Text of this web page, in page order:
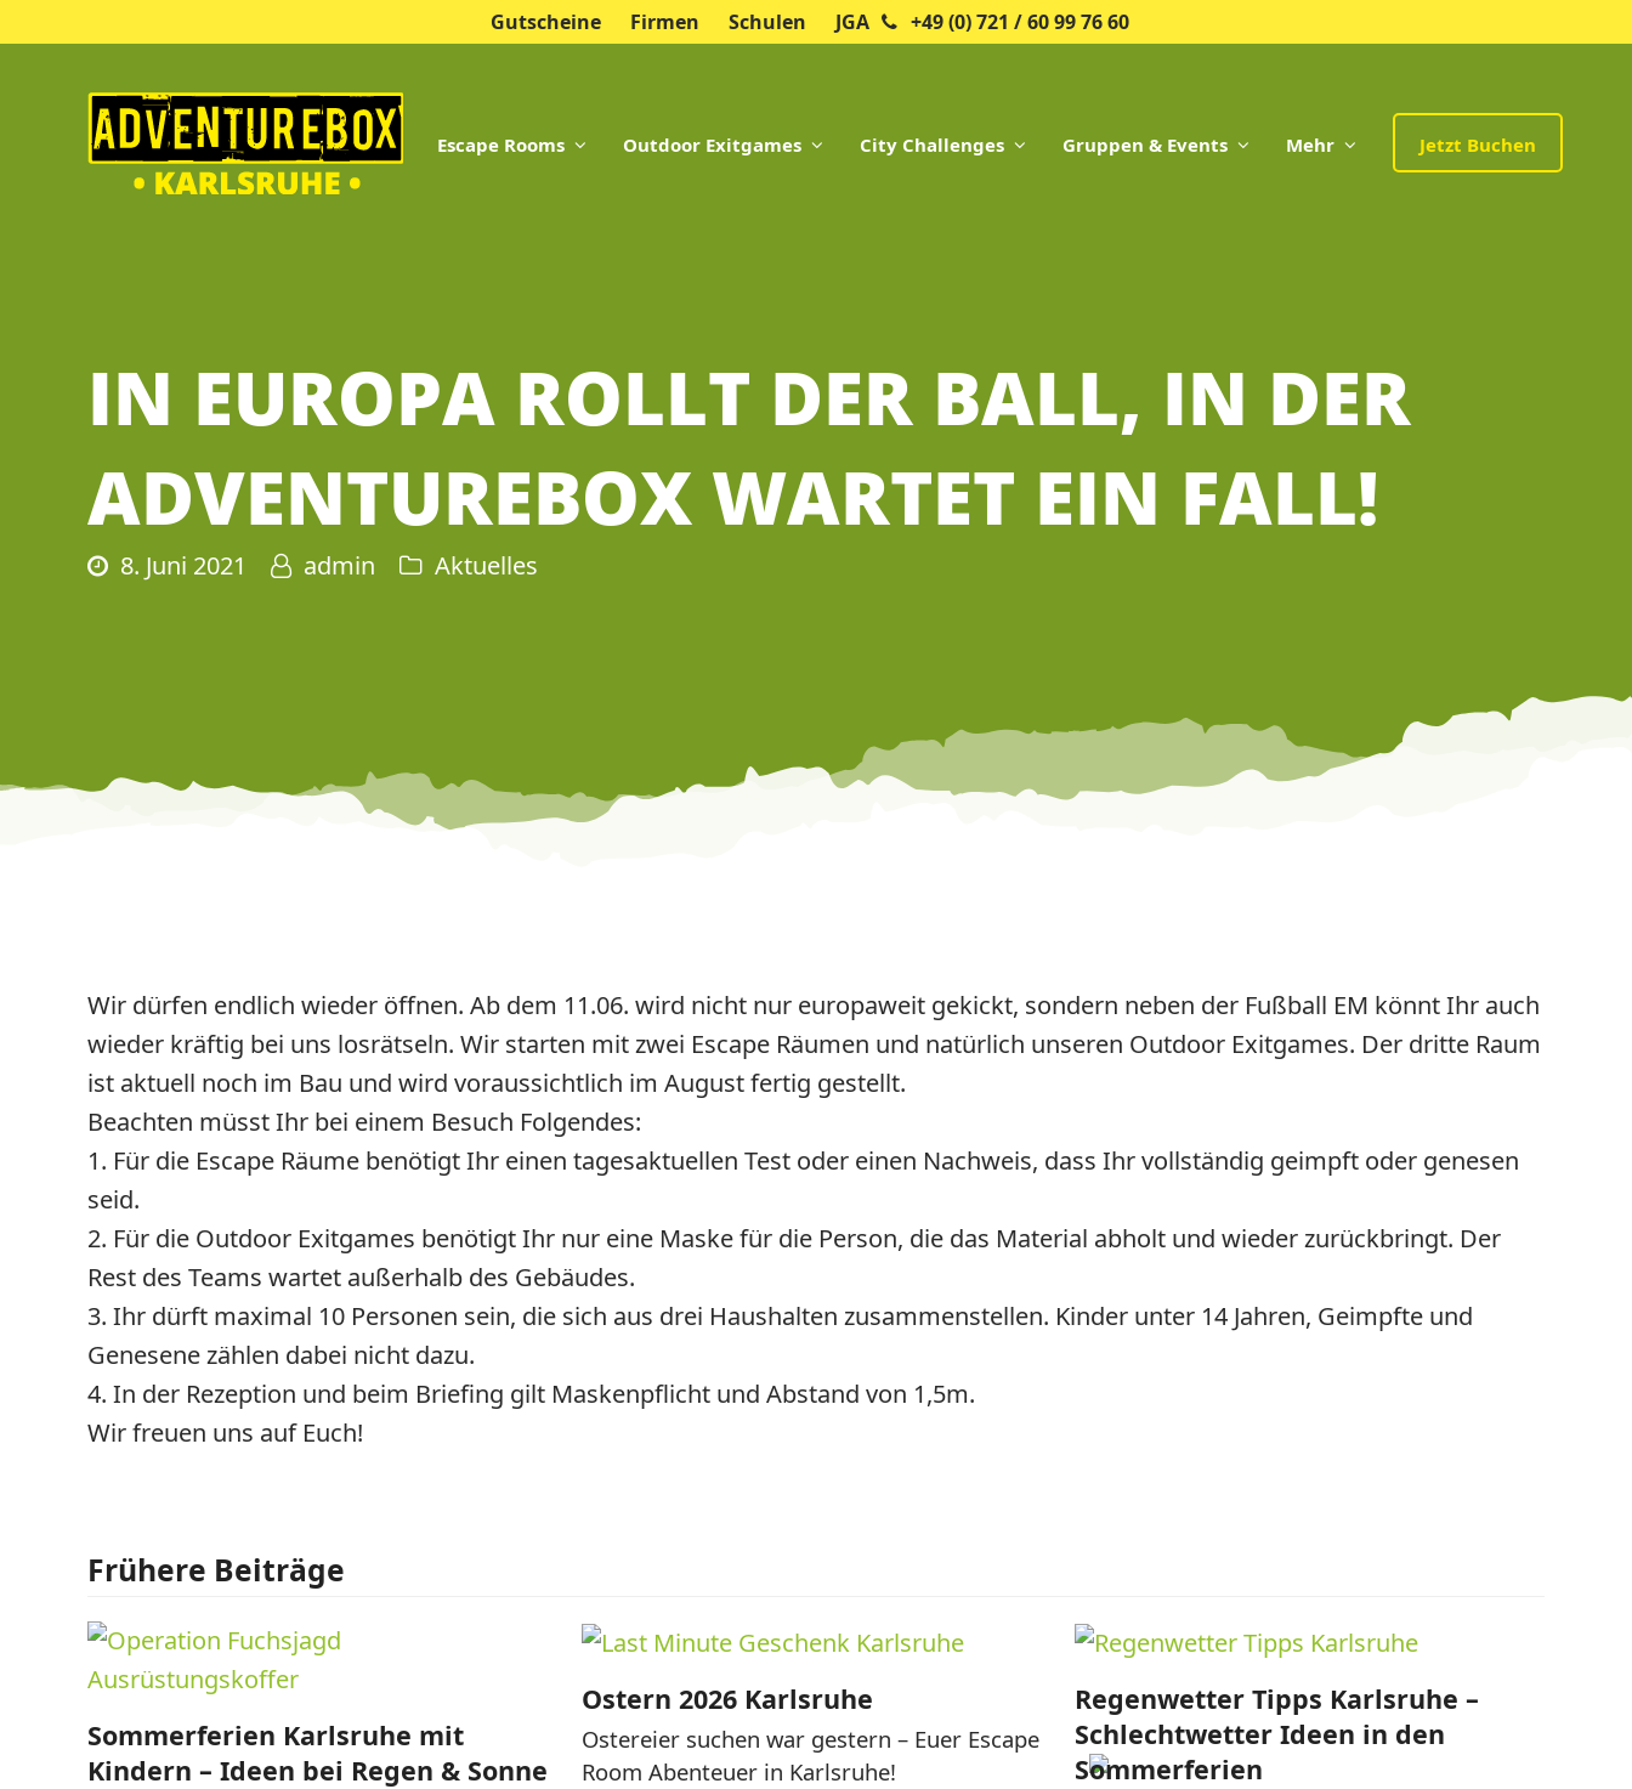
Gutscheine Firmen Schulen JGA +49 (0) 721 / 60 99 76 60
Escape Rooms Outdoor Exitgames City Challenges Gruppen & Events Mehr Jetzt Buchen
IN EUROPA ROLLT DER BALL, IN DER
ADVENTUREBOX WARTET EIN FALL!
8. Juni 2021 admin Aktuelles
Wir dürfen endlich wieder öffnen. Ab dem 11.06. wird nicht nur europaweit gekickt, sondern neben der Fußball EM könnt Ihr auch
wieder kräftig bei uns losrätseln. Wir starten mit zwei Escape Räumen und natürlich unseren Outdoor Exitgames. Der dritte Raum
ist aktuell noch im Bau und wird voraussichtlich im August fertig gestellt.
Beachten müsst Ihr bei einem Besuch Folgendes:
1. Für die Escape Räume benötigt Ihr einen tagesaktuellen Test oder einen Nachweis, dass Ihr vollständig geimpft oder genesen
seid.
2. Für die Outdoor Exitgames benötigt Ihr nur eine Maske für die Person, die das Material abholt und wieder zurückbringt. Der
Rest des Teams wartet außerhalb des Gebäudes.
3. Ihr dürft maximal 10 Personen sein, die sich aus drei Haushalten zusammenstellen. Kinder unter 14 Jahren, Geimpfte und
Genesene zählen dabei nicht dazu.
4. In der Rezeption und beim Briefing gilt Maskenpflicht und Abstand von 1,5m.
Wir freuen uns auf Euch!
Frühere Beiträge
Sommerferien Karlsruhe mit
Kindern – Ideen bei Regen & Sonne
Ostern 2026 Karlsruhe
Ostereier suchen war gestern – Euer Escape
Room Abenteuer in Karlsruhe!
Regenwetter Tipps Karlsruhe –
Schlechtwetter Ideen in den
Sommerferien